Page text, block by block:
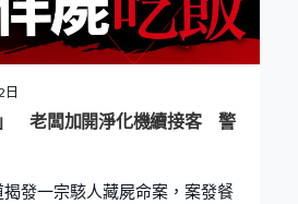
《一線搜查》表示，相關維修工
方面都有很大爭議。顧問公司
獲四成四最多支持的外牆修葺
成半支持的最貴方案「逆轉
言選上的是「天價方案」，他
，成功逼使再選，才得以變回
一筆「協調費」。業主陳小姐
日
老闆加開淨化機續接客 警
揭發一宗駭人藏屍命案，案發餐